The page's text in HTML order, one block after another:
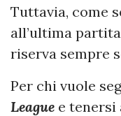
Tuttavia, come
all’ultima
riserva sempre
Per chi vuole
League e tenersi